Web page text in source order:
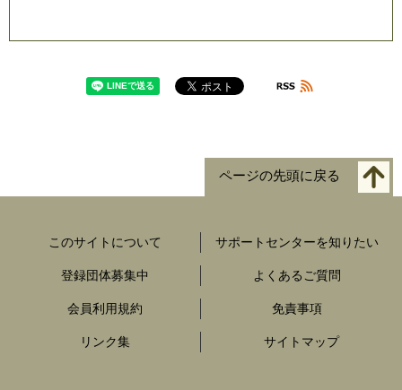
ページの先頭に戻る
このサイトについて サポートセンターを知りたい
登録団体募集中 よくあるご質問
会員利用規約 免責事項
リンク集 サイトマップ